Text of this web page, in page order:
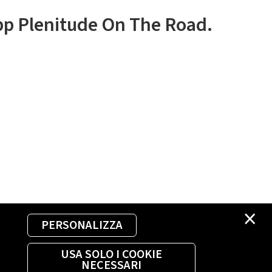
×
PERSONALIZZA
USA SOLO I COOKIE
NECESSARI
Plenitude On The Road.